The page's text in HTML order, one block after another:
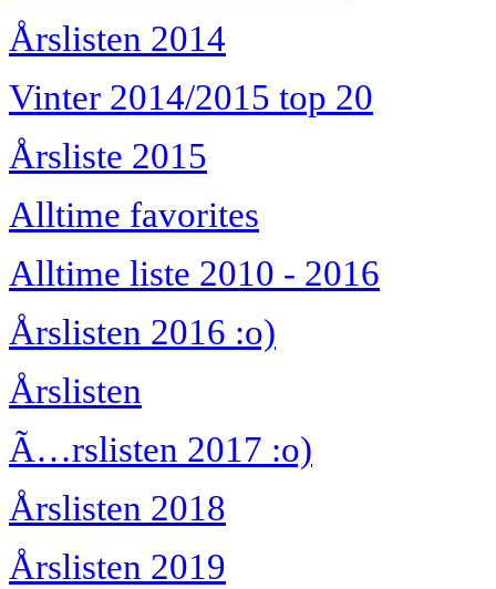
Årslisten 2014
Vinter 2014/2015 top 20
Årsliste 2015
Alltime favorites
Alltime liste 2010 - 2016
Årslisten 2016 :o)
Årslisten
Ã…rslisten 2017 :o)
Årslisten 2018
Årslisten 2019